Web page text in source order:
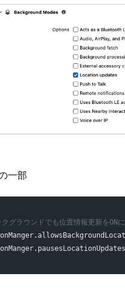
一部
グラウンドでも位置情報更新をON